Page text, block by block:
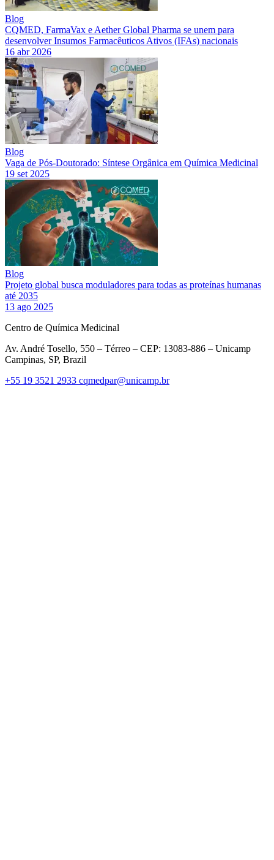
Blog
CQMED, FarmaVax e Aether Global Pharma se unem para
desenvolver Insumos Farmacêuticos Ativos (IFAs) nacionais
16 abr 2026
Blog
Vaga de Pós-Doutorado: Síntese Orgânica em Química Medicinal
19 set 2025
Blog
Projeto global busca moduladores para todas as proteínas humanas
até 2035
13 ago 2025
Centro de Química Medicinal
Av. André Tosello, 550 – Térreo – CEP: 13083-886 – Unicamp
Campinas, SP, Brazil
+55 19 3521 2933 cqmedpar@unicamp.br